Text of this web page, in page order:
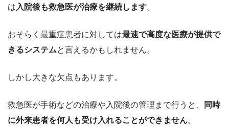
は 入院後も救急医が治療を継続します。
おそらく最重症患者に対しては最速で高度な医療が提供で
きるシステムと言えるかもしれません。
しかし大きな欠点もあります。
救急医が手術などの治療や入院後の管理まで行うと、
同時
に外来患者を何人も受け入れることができません。